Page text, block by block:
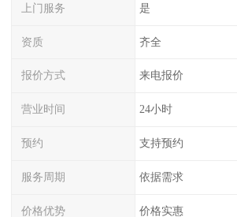
上门服务 是
资质 齐全
报价方式 来电报价
营业时间 24小时
预约 支持预约
服务周期 依据需求
价格优势 价格实惠